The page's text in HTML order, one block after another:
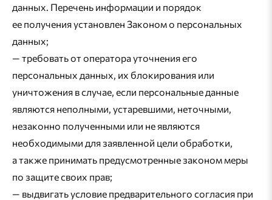
данных. Перечень информации и порядок
ее получения установлен Законом о персональных
данных;
— требовать от оператора уточнения его
персональных данных, их блокирования или
уничтожения в случае, если персональные данные
являются неполными, устаревшими, неточными,
незаконно полученными или не являются
необходимыми для заявленной цели обработки,
а также принимать предусмотренные законом меры
по защите своих прав;
— выдвигать условие предварительного согласия при